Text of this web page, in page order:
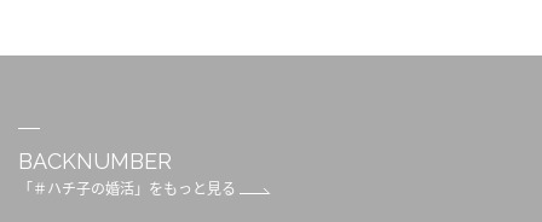
BACKNUMBER
「＃ハチ子の婚活」をもっと見る